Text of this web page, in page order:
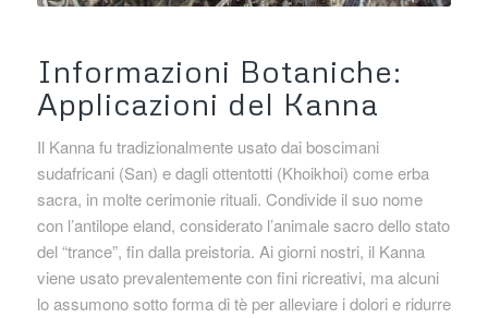
Informazioni Botaniche:
Applicazioni del Kanna
Il Kanna fu tradizionalmente usato dai boscimani
sudafricani (San) e dagli ottentotti (Khoikhoi) come erba
sacra, in molte cerimonie rituali. Condivide il suo nome
con l’antilope eland, considerato l’animale sacro dello stato
del “trance”, fin dalla preistoria. Ai giorni nostri, il Kanna
viene usato prevalentemente con fini ricreativi, ma alcuni
lo assumono sotto forma di tè per alleviare i dolori e ridurre